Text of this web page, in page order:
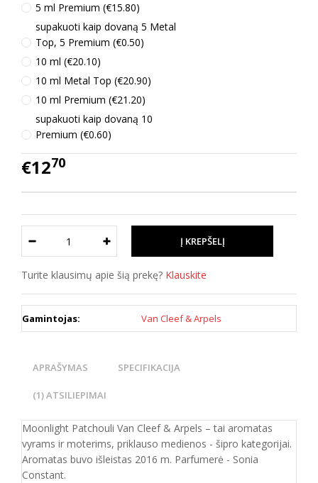
5 ml Premium (€15.80)
supakuoti kaip dovaną 5 Metal
Top, 5 Premium (€0.50)
10 ml (€20.10)
10 ml Metal Top (€20.90)
10 ml Premium (€21.20)
supakuoti kaip dovaną 10
Premium (€0.60)
€1270
Turite klausimų apie šią prekę? Klauskite
Gamintojas: Van Cleef & Arpels
APRAŠYMAS SPECIFIKACIJA
(1) ATSILIEPIMAI
Moonlight Patchouli Van Cleef & Arpels – tai aromatas
vyrams ir moterims, priklauso medienos - šipro kategorijai.
Aromatas buvo išleistas 2016 m. Parfumerė - Sonia
Constant.